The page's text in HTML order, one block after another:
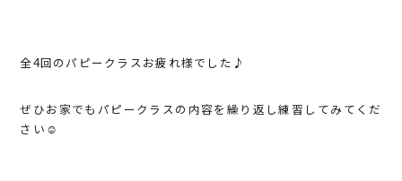
全4回のパピークラスお疲れ様でした♪
ぜひお家でもパピークラスの内容を繰り返し練習してみてくだ
さい☺️